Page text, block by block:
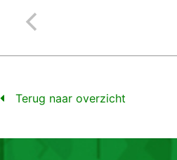
Terug naar overzicht